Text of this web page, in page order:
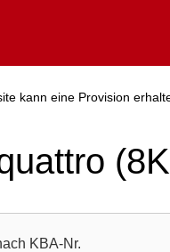
kann eine Provision
KBA-Nr.